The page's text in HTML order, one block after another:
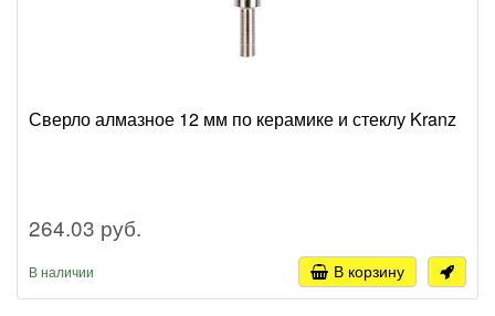
Сверло алмазное 12 мм по керамике и стеклу Kranz
264.03 руб.
В наличии В корзину